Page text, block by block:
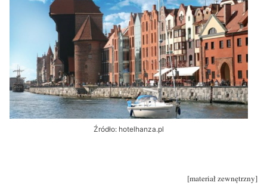
Źródło: hotelhanza.pl
[materiał zewnętrzny]